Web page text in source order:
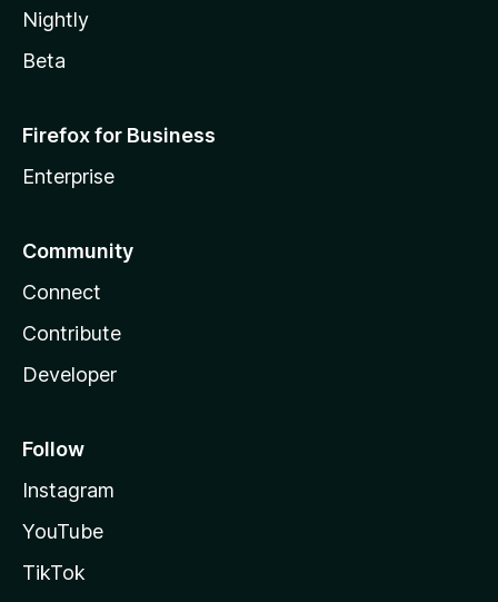
Nightly
Beta
Firefox for Business
Enterprise
Community
Connect
Contribute
Developer
Follow
Instagram
YouTube
TikTok